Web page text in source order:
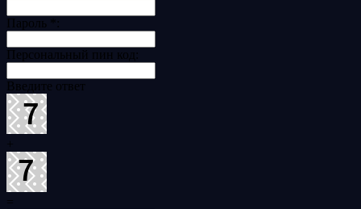
Пароль :
Персональный пин код:
Введите ответ
+